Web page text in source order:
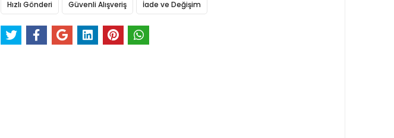
Hızlı Gönderi Güvenli Alışveriş İade ve Değişim